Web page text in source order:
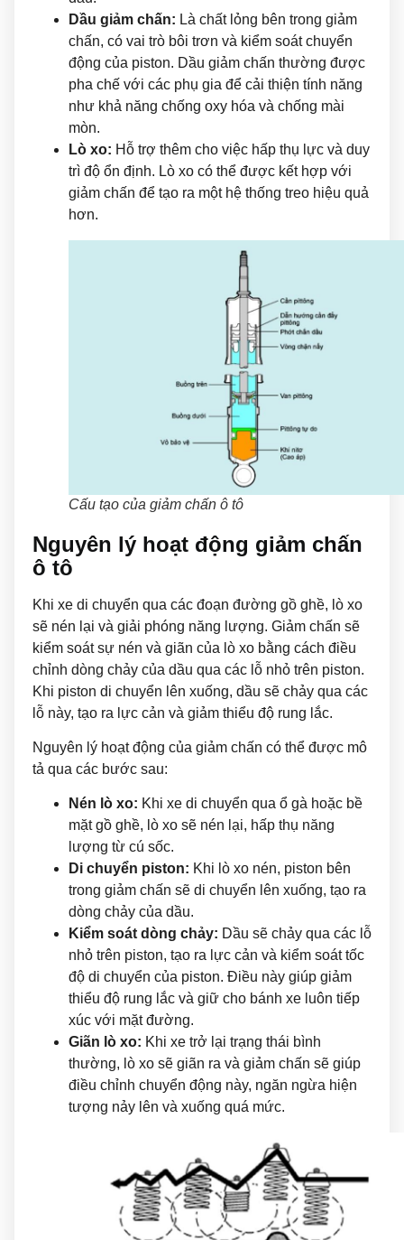
Dầu giảm chấn: Là chất lỏng bên trong giảm
chấn, có vai trò bôi trơn và kiểm soát chuyển
động của piston. Dầu giảm chấn thường được
pha chế với các phụ gia để cải thiện tính năng
như khả năng chống oxy hóa và chống mài
mòn.
Lò xo: Hỗ trợ thêm cho việc hấp thụ lực và duy
trì độ ổn định. Lò xo có thể được kết hợp với
giảm chấn để tạo ra một hệ thống treo hiệu quả
hơn.
Cấu tạo của giảm chấn ô tô
Nguyên lý hoạt động giảm chấn
ô tô
Khi xe di chuyển qua các đoạn đường gồ ghề, lò xo
sẽ nén lại và giải phóng năng lượng. Giảm chấn sẽ
kiểm soát sự nén và giãn của lò xo bằng cách điều
chỉnh dòng chảy của dầu qua các lỗ nhỏ trên piston.
Khi piston di chuyển lên xuống, dầu sẽ chảy qua các
lỗ này, tạo ra lực cản và giảm thiểu độ rung lắc.
Nguyên lý hoạt động của giảm chấn có thể được mô
tả qua các bước sau:
Nén lò xo: Khi xe di chuyển qua ổ gà hoặc bề
mặt gồ ghề, lò xo sẽ nén lại, hấp thụ năng
lượng từ cú sốc.
Di chuyển piston: Khi lò xo nén, piston bên
trong giảm chấn sẽ di chuyển lên xuống, tạo ra
dòng chảy của dầu.
Kiểm soát dòng chảy: Dầu sẽ chảy qua các lỗ
nhỏ trên piston, tạo ra lực cản và kiểm soát tốc
độ di chuyển của piston. Điều này giúp giảm
thiểu độ rung lắc và giữ cho bánh xe luôn tiếp
xúc với mặt đường.
Giãn lò xo: Khi xe trở lại trạng thái bình
thường, lò xo sẽ giãn ra và giảm chấn sẽ giúp
điều chỉnh chuyển động này, ngăn ngừa hiện
tượng nảy lên và xuống quá mức.